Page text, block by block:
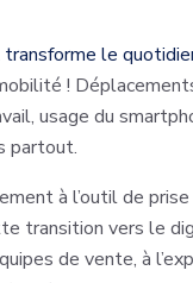
le
!
usage du
partout.
à l’outil de
transition vers le
de vente, à